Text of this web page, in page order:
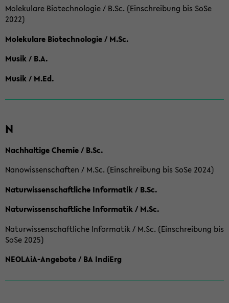
Molekulare Biotechnologie / B.Sc. (Einschreibung bis SoSe
2022)
Molekulare Biotechnologie / M.Sc.
Musik / B.A.
Musik / M.Ed.
N
Nachhaltige Chemie / B.Sc.
Nanowissenschaften / M.Sc. (Einschreibung bis SoSe 2024)
Naturwissenschaftliche Informatik / B.Sc.
Naturwissenschaftliche Informatik / M.Sc.
Naturwissenschaftliche Informatik / M.Sc. (Einschreibung bis
SoSe 2025)
NEOLAiA-Angebote / BA IndiErg